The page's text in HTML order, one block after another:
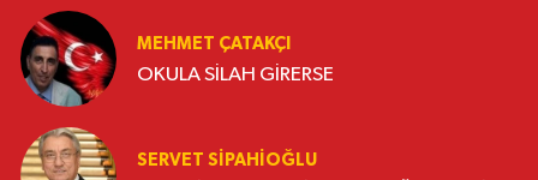
MEHMET ÇATAKÇI
OKULA SİLAH GİRERSE
SERVET SİPAHİOĞLU